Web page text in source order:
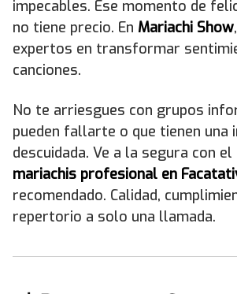
impecables. Ese momento de
no tiene precio. En Mariachi Show
expertos en transformar
canciones.
No te arriesgues con grupos
pueden fallarte o que tienen una
descuidada. Ve a la segura con el
mariachis profesional en
recomendado. Calidad,
repertorio a solo una llamada.